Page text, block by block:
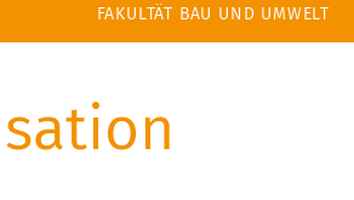
FAKULTÄT BAU UND UMWELT